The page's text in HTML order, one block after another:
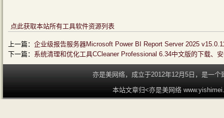
点此获取本站所有工具软件资源列表
上一篇： 企业级报告服务器Microsoft Power BI Report Server 2025
下一篇： 系统清理和优化工具CCleaner Professional 6.34中文版的下载、
亦是美网络，成立于2012年12月5日，是一
本站文章归<亦是美网络